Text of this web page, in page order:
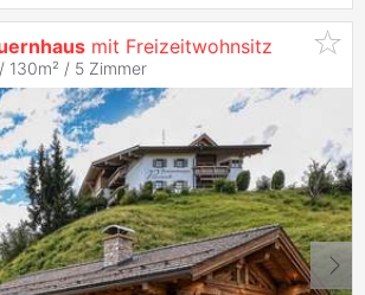
mit Freizeitwohnsitz
130m² / 5 Zimmer